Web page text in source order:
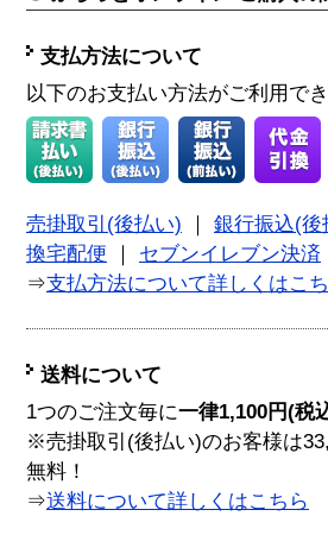
支払方法について
以下のお支払い方法がご利用で
売掛取引(後払い)
銀行振込(後
換宅配便
セブンイレブン決済
⇒支払方法について詳しくはこ
送料について
1つのご注文毎に一律1,100円(税
※売掛取引(後払い)のお客様は
無料！
⇒送料について詳しくはこちら